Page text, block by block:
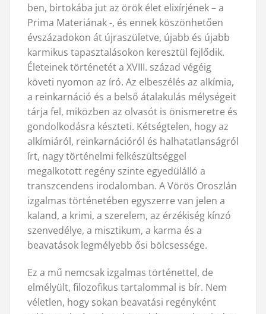
ben, birtokába jut az örök élet elixírjének – a
Prima Materiának -, és ennek köszönhetően
évszázadokon át újraszületve, újabb és újabb
karmikus tapasztalásokon keresztül fejlődik.
Életeinek történetét a XVIII. század végéig
követi nyomon az író. Az elbeszélés az alkímia,
a reinkarnáció és a belső átalakulás mélységeit
tárja fel, miközben az olvasót is önismeretre és
gondolkodásra készteti. Kétségtelen, hogy az
alkímiáról, reinkarnációról és halhatatlanságról
írt, nagy történelmi felkészültséggel
megalkotott regény szinte egyedülálló a
transzcendens irodalomban. A Vörös Oroszlán
izgalmas történetében egyszerre van jelen a
kaland, a krimi, a szerelem, az érzékiség kínzó
szenvedélye, a misztikum, a karma és a
beavatások legmélyebb ősi bölcsessége.
Ez a mű nemcsak izgalmas történettel, de
elmélyült, filozofikus tartalommal is bír. Nem
véletlen, hogy sokan beavatási regényként